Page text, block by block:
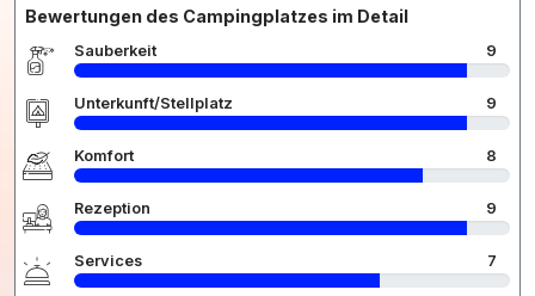
Bewertungen des Campingplatzes im Detail
Sauberkeit 9
Unterkunft/Stellplatz 9
Komfort 8
Rezeption 9
Services 7